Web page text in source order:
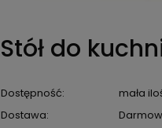
Stół do
Dostępność:
mała
Dostawa: